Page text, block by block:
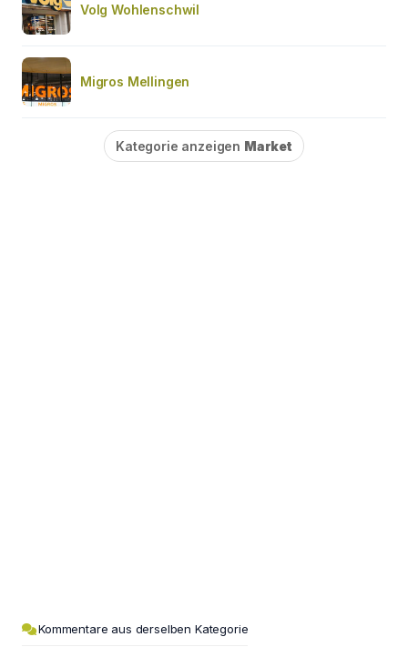
Volg Wohlenschwil
Migros Mellingen
Kategorie anzeigen Market
Kommentare aus derselben Kategorie